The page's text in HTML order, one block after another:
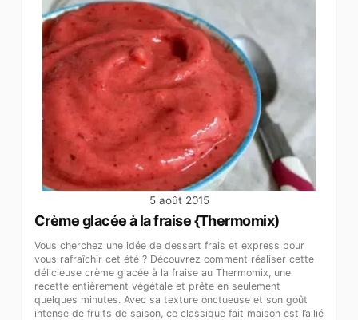
5 août 2015
Crème glacée à la fraise {Thermomix)
Vous cherchez une idée de dessert frais et express pour
vous rafraîchir cet été ? Découvrez comment réaliser cette
délicieuse crème glacée à la fraise au Thermomix, une
recette entièrement végétale et prête en seulement
quelques minutes. Avec sa texture onctueuse et son goût
intense de fruits de saison, ce classique fait maison est l’allié